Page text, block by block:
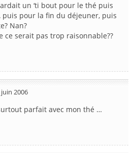
un ‘ti bout pour le thé puis
puis pour la fin du déjeuner, puis
Nan?
ce serait pas trop raisonnable??
juin 2006
parfait avec mon thé …